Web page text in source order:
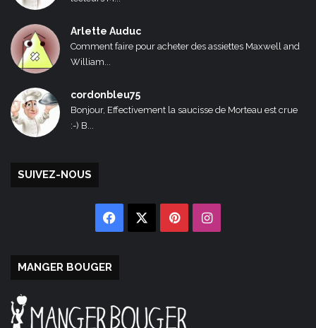
Arlette Auduc
Comment faire pour acheter des assiettes Maxwell and
William...
cordonbleu75
Bonjour, Effectivement la saucisse de Morteau est crue
:-) B...
SUIVEZ-NOUS
Facebook PinterestInstagram
MANGER BOUGER